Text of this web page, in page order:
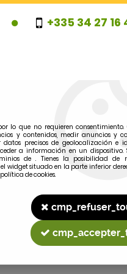
+335 34 27 16
MODELO
lo que no requieren consentimiento.
y contenidos, medir anuncios y
precisos de geolocalización e
a información en un dispositivo.
de . Tienes la posibilidad de
widget situado en la parte inferior
de cookies.